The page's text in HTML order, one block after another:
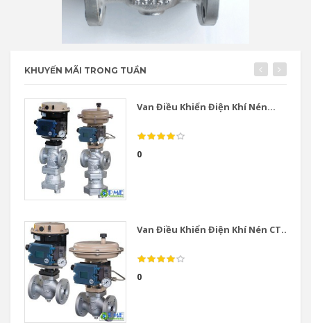
KHUYẾN MÃI TRONG TUẦN
Van Điều Khiển Điện Khí Nén...
0
Van Điều Khiển Điện Khí Nén CT...
0